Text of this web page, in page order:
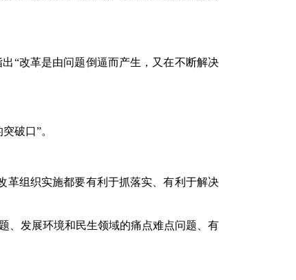
“改革是由问题倒逼而产生，又在不断解决
破口”。
革组织实施都要有利于抓落实、有利于解决
、发展环境和民生领域的痛点难点问题、有